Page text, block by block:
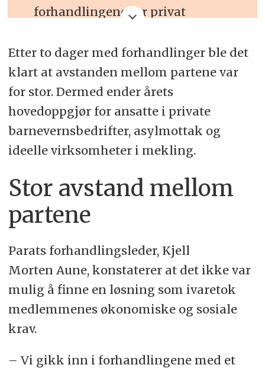
forhandlingene for privat
organisasjoner.
Uenighet om lønn sendte
Oppsummeringen er generert av
Labrador AI, men gjennomlest av en
journalist.
Etter to dager med forhandlinger ble det
klart at avstanden mellom partene var
for stor. Dermed ender årets
hovedoppgjør for ansatte i private
barnevernsbedrifter, asylmottak og
ideelle virksomheter i mekling.
Stor avstand mellom
partene
Parats forhandlingsleder, Kjell
Morten Aune, konstaterer at det ikke var
mulig å finne en løsning som ivaretok
medlemmenes økonomiske og sosiale
krav.
– Vi gikk inn i forhandlingene med et